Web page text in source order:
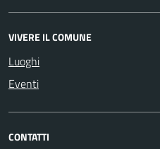
VIVERE IL COMUNE
Luoghi
Eventi
CONTATTI